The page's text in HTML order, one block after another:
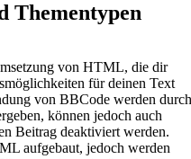
Thementypen
von HTML, die dir
für deinen Text
von BBCode werden durch
können jedoch auch
Beitrag deaktiviert werden.
aufgebaut, jedoch werden